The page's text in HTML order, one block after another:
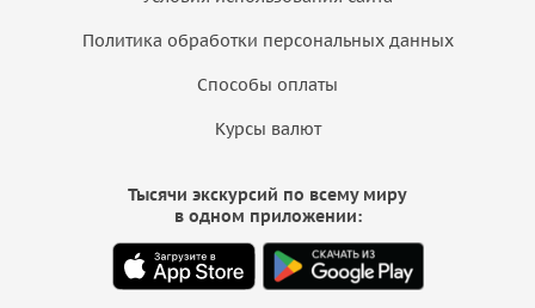
Политика обработки персональных данных
Способы оплаты
Курсы валют
Тысячи экскурсий по всему миру
в одном приложении: